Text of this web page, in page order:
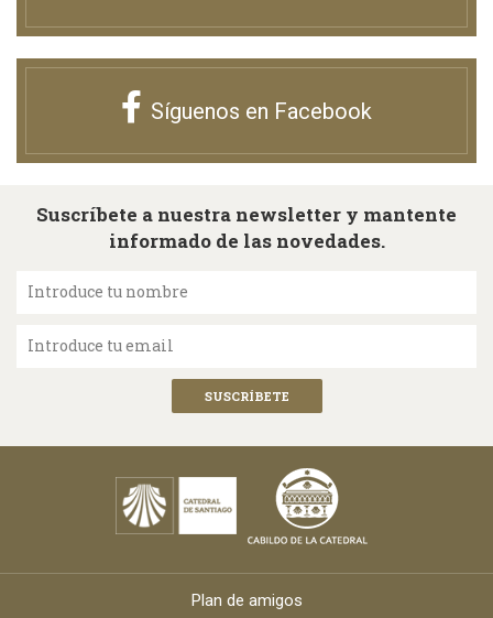
Síguenos en Facebook
Suscríbete a nuestra newsletter y mantente
informado de las novedades.
Introduce tu nombre
Introduce tu email
Plan de amigos